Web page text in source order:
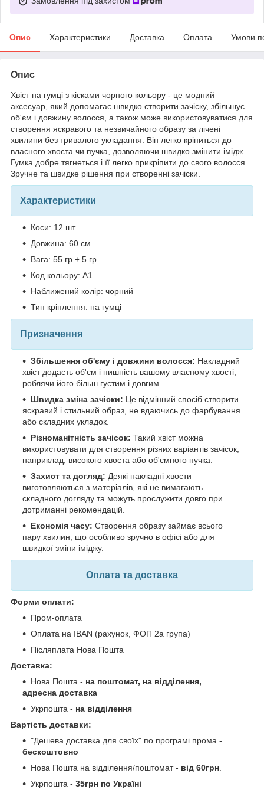
Опис Характеристики Доставка Оплата Умови
Опис
Хвіст на гумці з кісками чорного кольору - це модний
аксесуар, який допомагає швидко створити зачіску, збільшує
об'єм і довжину волосся, а також може використовуватися для
створення яскравого та незвичайного образу за лічені
хвилини без тривалого укладання. Він легко кріпиться до
власного хвоста чи пучка, дозволяючи швидко змінити імідж.
Гумка добре тягнеться і її легко прикріпити до свого волосся.
Зручне та швидке рішення при створенні зачіски.
Характеристики
Коси: 12 шт
Довжина: 60 ​​см
Вага: 55 гр ± 5 гр
Код кольору: A1
Наближений колір: чорний
Тип кріплення: на гумці
Призначення
Збільшення об'єму і довжини волосся: Накладний
хвіст додасть об'єм і пишність вашому власному хвості,
роблячи його більш густим і довгим.
Швидка зміна зачіски: Це відмінний спосіб створити
яскравий і стильний образ, не вдаючись до фарбування
або складних укладок.
Різноманітність зачісок: Такий хвіст можна
використовувати для створення різних варіантів зачісок,
наприклад, високого хвоста або об'ємного пучка.
Захист та догляд: Деякі накладні хвости
виготовляються з матеріалів, які не вимагають
складного догляду та можуть прослужити довго при
дотриманні рекомендацій.
Економія часу: Створення образу займає всього
пару хвилин, що особливо зручно в офісі або для
швидкої зміни іміджу.
Оплата та доставка
Форми оплати:
Пром-оплата
Оплата на IBAN (рахунок, ФОП 2а група)
Післяплата Нова Пошта
Доставка:
Нова Пошта - на поштомат, на відділення,
адресна доставка
Укрпошта - на відділення
Вартість доставки:
"Дешева доставка для своїх" по програмі прома -
бескоштовно
Нова Пошта на відділення/поштомат - від 60грн
Укрпошта - 35грн по Україні